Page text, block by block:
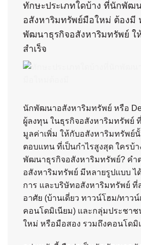
ทักษะประเภทใดบ้าง ที่นักพัฒ
อสังหาริมทรัพย์มือใหม่ ต้องมี
พัฒนาธุรกิจอสังหาริมทรัพย์ ใ
สำเร็จ
นักพัฒนาอสังหาริมทรัพย์ หรือ
ผู้ลงทุน ในธุรกิจอสังหาริมทรัพย์
มูลค่าเพิ่ม ให้กับอสังหาริมทรัพย์
ตอบแทน ที่เป็นกำไรสูงสุด ใครบ้
พัฒนาธุรกิจอสังหาริมทรัพย์? ค
อสังหาริมทรัพย์ มีหลายรูปแบบ ไ
การ และบริษัทอสังหาริมทรัพย์ ที่
อาศัย (บ้านเดี่ยว ทาวน์โฮม/ทาวน์
คอนโดมิเนียม) และกลุ่มประชา
ใหม่ หรือมือสอง รวมถึงคอนโดมิ